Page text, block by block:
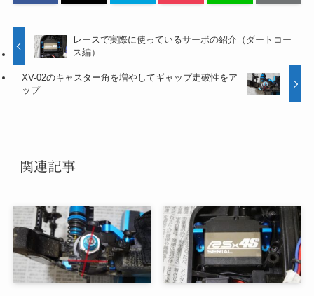
レースで実際に使っているサーボの紹介（ダートコー
ス編）
XV-02のキャスター角を増やしてギャップ走破性をア
ップ
関連記事